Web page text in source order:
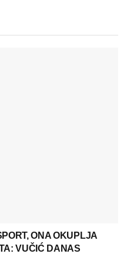
ONA OKUPLJA
VUČIĆ DANAS